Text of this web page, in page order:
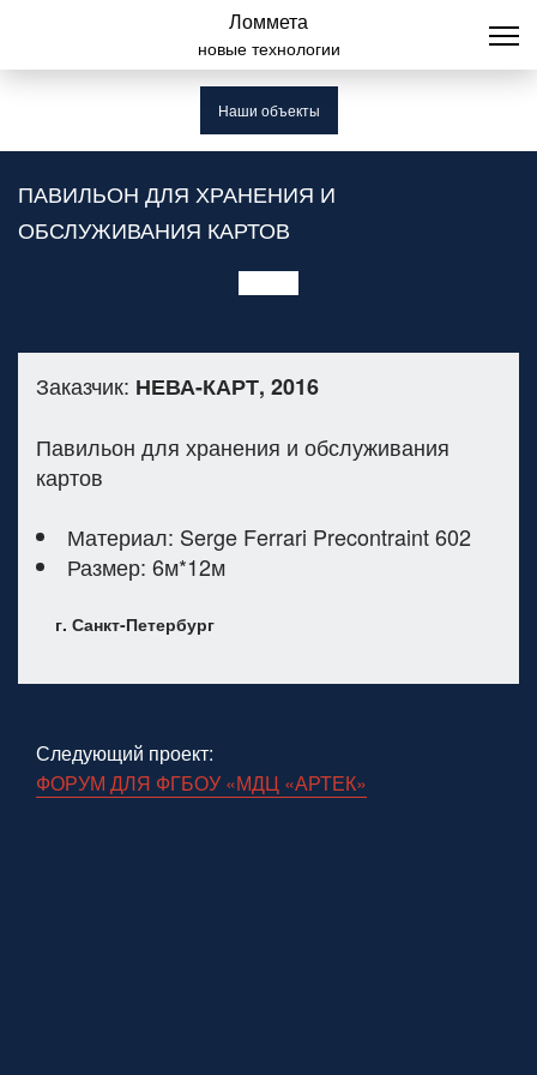
Ломмета
новые технологии
Наши объекты
ПАВИЛЬОН ДЛЯ ХРАНЕНИЯ И
ОБСЛУЖИВАНИЯ КАРТОВ
Заказчик: НЕВА-КАРТ, 2016
Павильон для хранения и обслуживания
картов
Материал: Serge Ferrari Precontraint 602
Размер: 6м*12м
г. Санкт-Петербург
Следующий проект:
ФОРУМ ДЛЯ ФГБОУ «МДЦ «АРТЕК»